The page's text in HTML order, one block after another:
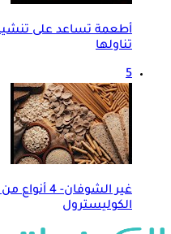
أطعمة تساعد على
تناولها
5
غير
الكوليسترول